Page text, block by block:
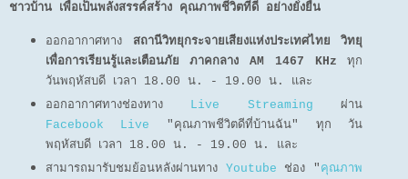
ชาวบ้าน เพื่อเป็นพลังสรรค์สร้าง คุณภาพชีวิตทีดี อย่างยั่งยืน
ออกอากาศทาง สถานีวิทยุกระจายเสียงแห่งประเทศไทย วิทยุ
เพื่อการเรียนรู้และเตือนภัย ภาคกลาง AM 1467 KHz ทุก
วันพฤหัสบดี เวลา 18.00 น. - 19.00 น. และ
ออกอากาศทางช่องทาง
Live Streaming ผ่าน
Facebook Live "คุณภาพชีวิตดีที่บ้านฉัน" ทุก วัน
พฤหัสบดี เวลา 18.00 น. - 19.00 น.
และ
สามารถมารับชมย้อนหลังผ่านทาง Youtube ช่อง " คุณภาพ